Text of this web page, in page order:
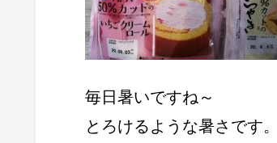
毎日暑いですね～
とろけるような暑さです。